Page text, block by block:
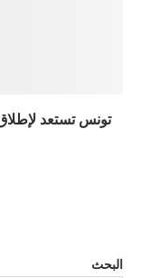
تونس تستعد
البحث